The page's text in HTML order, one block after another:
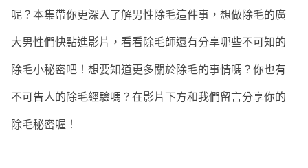
呢？本集帶你更深入了解男性除毛這件事，想做除毛的廣
大男性們快點進影片，看看除毛師還有分享哪些不可知的
除毛小秘密吧！想要知道更多關於除毛的事情嗎？你也有
不可告人的除毛經驗嗎？在影片下方和我們留言分享你的
除毛秘密喔！